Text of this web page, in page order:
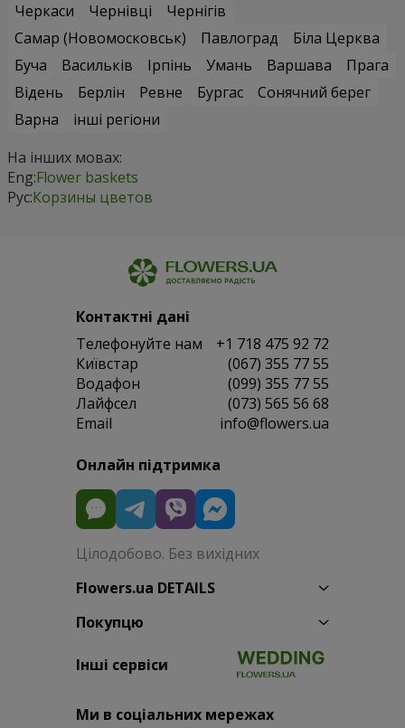
Черкаси
Чернівці
Чернігів
Самар (Новомосковськ)
Павлоград
Біла Церква
Буча
Васильків Ірпінь Умань Варшава
Прага
Відень
Берлін Ревне Бургас
Сонячний берег
Варна
інші регіони
На інших мовах:
Eng:Flower baskets
Рус:Корзины цветов
Контактні дані
Телефонуйте нам
+1 718 475 92 72
Київстар
(067) 355 77 55
Водафон
(099) 355 77 55
Лайфсел
(073) 565 56 68
Email
info@flowers.ua
Онлайн підтримка
Цілодобово. Без вихідних
Flowers.ua DETAILS
Покупцю
Інші сервіси
Ми в соціальних мережах